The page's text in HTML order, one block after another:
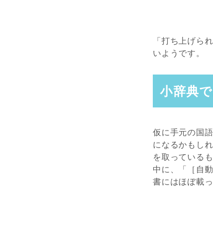
「打ち上げら
いようです。
小辞典
仮に手元の国
になるかもし
を取っている
中に、「［自
書にはほぼ載